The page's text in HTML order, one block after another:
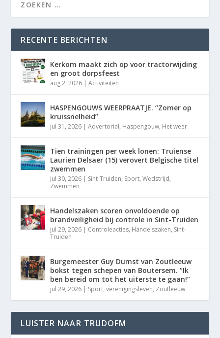
RECENTE BERICHTEN
Kerkom maakt zich op voor tractorwijding
en groot dorpsfeest
aug 2, 2026 |Activiteiten
HASPENGOUWS WEERPRAATJE. “Zomer op
kruissnelheid”
jul 31, 2026 |Advertorial, Haspengouw, Het weer
Tien trainingen per week lonen: Truiense
Laurien Delsaer (15) verovert Belgische titel
zwemmen
jul 30, 2026 | Sint-Truiden, Sport,Wedstrijd,
Zwemmen
Handelszaken scoren onvoldoende op
brandveiligheid bij controle in Sint-Truiden
jul 29, 2026 | Controleacties, Handelszaken, Sint-
Truiden
Burgemeester Guy Dumst van Zoutleeuw
bokst tegen schepen van Boutersem. “Ik
ben bereid om tot het uiterste te gaan!”
jul 29, 2026 | Sport,verenigingsleven, Zoutleeuw
LUISTER NAAR TRUDOFM